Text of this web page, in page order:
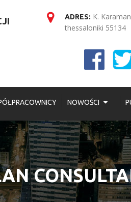
ADRES: K.
thessaloniki 55134
NOWOŚCI